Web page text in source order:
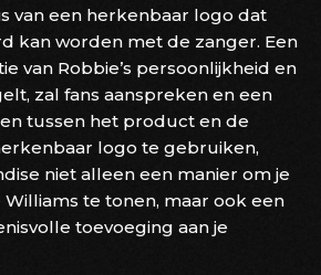
van een herkenbaar logo dat
kan worden met de zanger. Een
van Robbie’s persoonlijkheid en
zal fans aanspreken en een
tussen het product en de
logo te gebruiken,
niet alleen een manier om je
te tonen, maar ook een
toevoeging aan je